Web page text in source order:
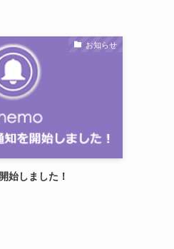
お知らせ
始しました！